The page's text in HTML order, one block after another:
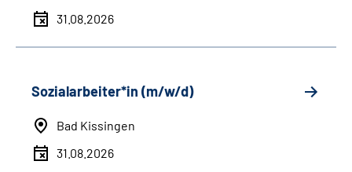
31.08.2026
Sozialarbeiter*in (m/w/d)
Bad Kissingen
31.08.2026